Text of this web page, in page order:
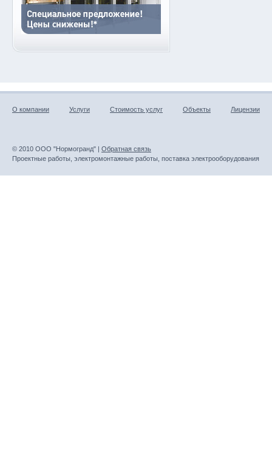
О компании Услуги Стоимость услуг Объекты Лицензии
© 2010 ООО "Нормогранд" | Обратная связь
Проектные работы, электромонтажные работы, поставка электрооборудования